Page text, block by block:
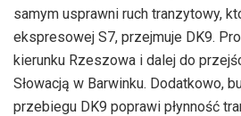
samym usprawni ruch tranzytowy,
ekspresowej S7, przejmuje DK9.
kierunku Rzeszowa i dalej do
Słowacją w Barwinku. Dodatkowo,
przebiegu DK9 poprawi płynność